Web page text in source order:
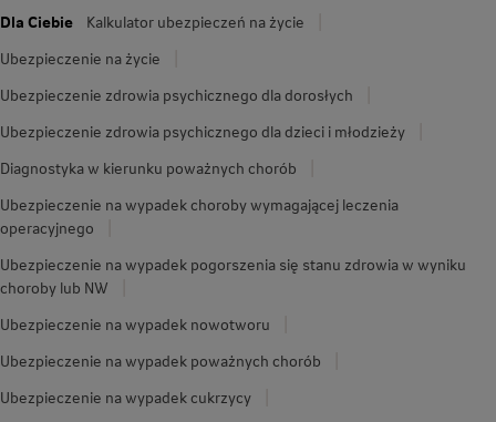
Dla Ciebie
Kalkulator ubezpieczeń na życie
Ubezpieczenie na życie
Ubezpieczenie zdrowia psychicznego dla dorosłych
Ubezpieczenie zdrowia psychicznego dla dzieci i młodzieży
Diagnostyka w kierunku poważnych chorób
Ubezpieczenie na wypadek choroby wymagającej leczenia
operacyjnego
Ubezpieczenie na wypadek pogorszenia się stanu zdrowia w wyniku
choroby lub NW
Ubezpieczenie na wypadek nowotworu
Ubezpieczenie na wypadek poważnych chorób
Ubezpieczenie na wypadek cukrzycy